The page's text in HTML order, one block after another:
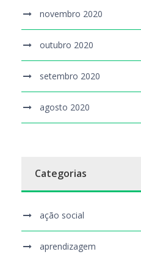
novembro 2020
outubro 2020
setembro 2020
agosto 2020
Categorias
ação social
aprendizagem